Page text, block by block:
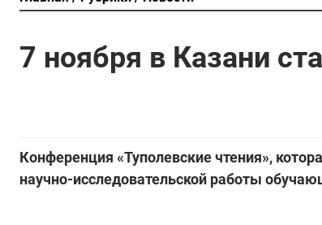
7 ноября в Казани
Конференция «Туполевские чтения»,
научно-исследовательской работы